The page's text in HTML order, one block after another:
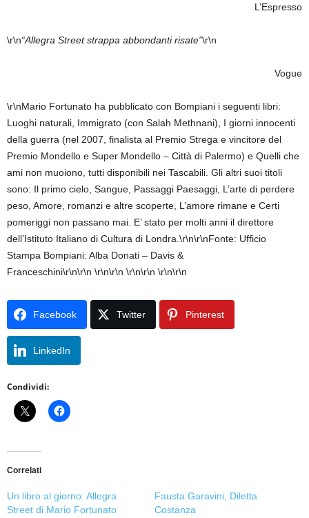
L’Espresso
\r\n“Allegra Street strappa abbondanti risate”\r\n
Vogue
\r\nMario Fortunato ha pubblicato con Bompiani i seguenti libri:
Luoghi naturali, Immigrato (con Salah Methnani), I giorni innocenti
della guerra (nel 2007, finalista al Premio Strega e vincitore del
Premio Mondello e Super Mondello – Città di Palermo) e Quelli che
ami non muoiono, tutti disponibili nei Tascabili. Gli altri suoi titoli
sono: Il primo cielo, Sangue, Passaggi Paesaggi, L’arte di perdere
peso, Amore, romanzi e altre scoperte, L’amore rimane e Certi
pomeriggi non passano mai. E’ stato per molti anni il direttore
dell’Istituto Italiano di Cultura di Londra.\r\n\r\nFonte: Ufficio
Stampa Bompiani: Alba Donati – Davis &
Franceschini\r\n\r\n \r\n\r\n \r\n\r\n \r\n\r\n
Facebook Twitter Pinterest
LinkedIn
Condividi:
Correlati
Un libro al giorno: Allegra
Street di Mario Fortunato
Fausta Garavini, Diletta
Costanza